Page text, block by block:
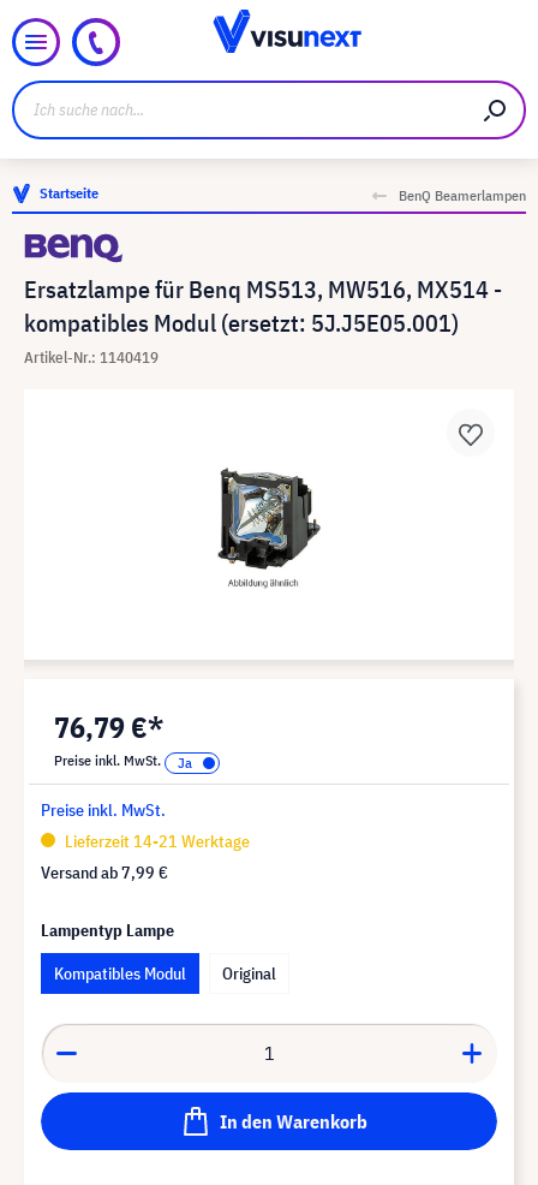
Startseite BenQ Beamerlampen
Ersatzlampe für Benq MS513, MW516, MX514 -
kompatibles Modul (ersetzt: 5J.J5E05.001)
Artikel-Nr.: 1140419
76,79 €*
Preise inkl. MwSt.
Preise inkl. MwSt.
Lieferzeit 14-21 Werktage
Versand ab7,99 €
Lampentyp Lampe
Kompatibles Modul
Original
In den Warenkorb